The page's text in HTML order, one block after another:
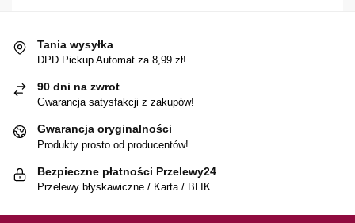
Tania wysyłka
DPD Pickup Automat za 8,99 zł!
90 dni na zwrot
Gwarancja satysfakcji z zakupów!
Gwarancja oryginalności
Produkty prosto od producentów!
Bezpieczne płatności Przelewy24
Przelewy błyskawiczne / Karta / BLIK